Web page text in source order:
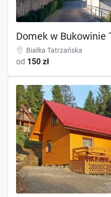
Domek w Bukowinie
Białka Tatrzańska
od 150 zł